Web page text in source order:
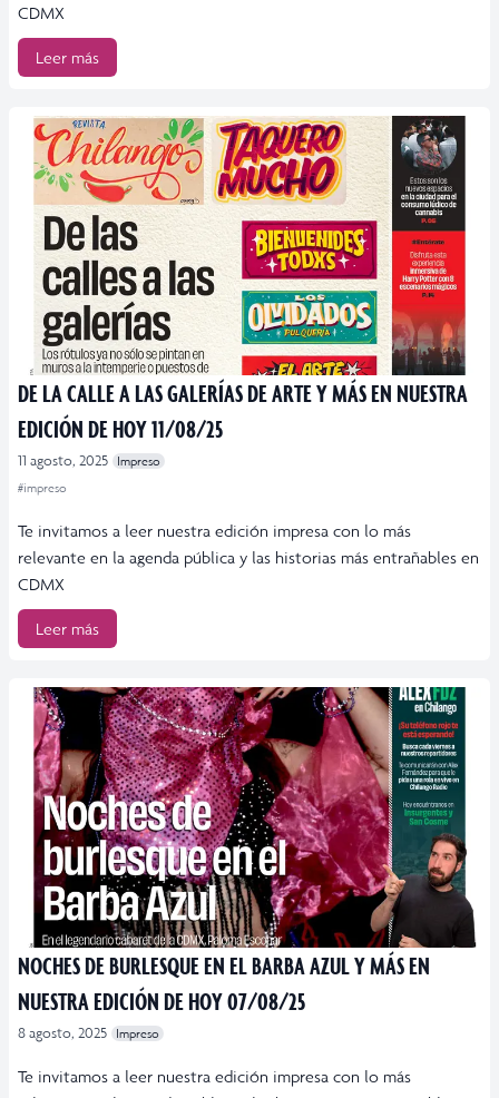
CDMX
Leer más
DE LA CALLE A LAS GALERÍAS DE ARTE Y MÁS EN NUESTRA
EDICIÓN DE HOY 11/08/25
11 agosto, 2025
Impreso
#impreso
Te invitamos a leer nuestra edición impresa con lo más
relevante en la agenda pública y las historias más entrañables en
CDMX
Leer más
NOCHES DE BURLESQUE EN EL BARBA AZUL Y MÁS EN
NUESTRA EDICIÓN DE HOY 07/08/25
8 agosto, 2025 Impreso
Te invitamos a leer nuestra edición impresa con lo más